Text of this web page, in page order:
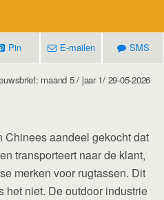
Pin E-mailen SMS
maand 5 / jaar 1/ 29-05-2026
Chinees aandeel gekocht dat
transporteert naar de klant,
merken voor rugtassen. Dit
het niet. De outdoor industrie